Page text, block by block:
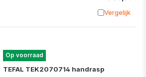
Vergelijk
Op voorraad
TEFAL TEK2070714 handrasp